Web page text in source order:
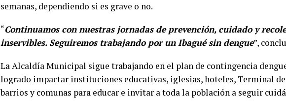
semanas, dependiendo si es grave o no.
“Continuamos con nuestras jornadas de prevención, cuidado y
inservibles. Seguiremos trabajando por un Ibagué sin dengue”,
La Alcaldía Municipal sigue trabajando en el plan de contingencia
logrado impactar instituciones educativas, iglesias, hoteles, Terminal
barrios y comunas para educar e invitar a toda la población a seguir